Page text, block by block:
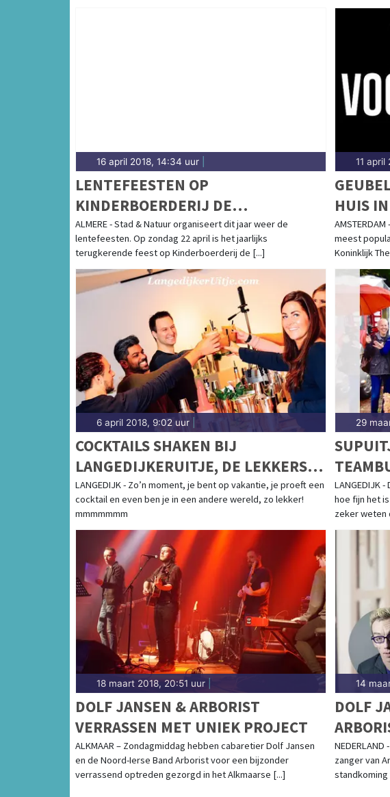
16 april 2018, 14:34 uur
LENTEFEESTEN OP
KINDERBOERDERIJ DE
BEESTENBENDE
ALMERE - Stad & Natuur organiseert dit jaar weer de
lentefeesten. Op zondag 22 april is het jaarlijks
terugkerende feest op Kinderboerderij de [...]
11 april
HUIS
meest
Koninklijk
6 april 2018, 9:02 uur
COCKTAILS SHAKEN BIJ
LANGEDIJKERUITJE, DE LEKKERSTE
EN LEUKSTE WORKSHOPS.
LANGEDIJK - Zo’n moment, je bent op vakantie, je proeft een
cocktail en even ben je in een andere wereld, zo lekker!
mmmmmmm
29
LANGEDIJK
hoe fijn het
zeker weten
18 maart 2018, 20:51 uur
DOLF JANSEN & ARBORIST
VERRASSEN MET UNIEK PROJECT
ALKMAAR – Zondagmiddag hebben cabaretier Dolf Jansen
en de Noord-Ierse Band Arborist voor een bijzonder
verrassend optreden gezorgd in het Alkmaarse [...]
14
DOLF
zanger van
standkoming